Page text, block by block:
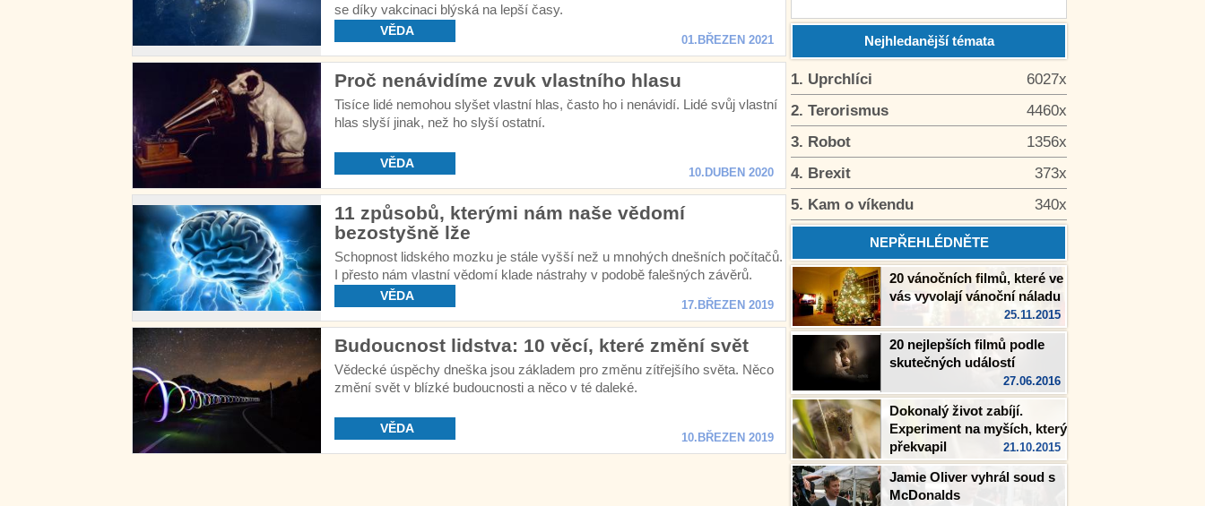
Nejhledanější témata
1. Uprchlíci
6027x
2. Terorismus
4460x
3. Robot
1356x
4. Brexit
373x
5. Kam o víkendu
340x
NEPŘEHLÉDNĚTE
20 vánočních filmů, které ve
vás vyvolají vánoční náladu
25.11.2015
20 nejlepších filmů podle
skutečných událostí
27.06.2016
Dokonalý život zabíjí.
Experiment na myších, který
překvapil
21.10.2015
Jamie Oliver vyhrál soud s
McDonalds
se díky vakcinaci blýská na lepší časy.
VĚDA
01.BŘEZEN 2021
Proč nenávidíme zvuk vlastního hlasu
Tisíce lidé nemohou slyšet vlastní hlas, často ho i nenávidí. Lidé svůj vlastní
hlas slyší jinak, než ho slyší ostatní.
VĚDA
10.DUBEN 2020
11 způsobů, kterými nám naše vědomí
bezostyšně lže
Schopnost lidského mozku je stále vyšší než u mnohých dnešních počítačů.
I přesto nám vlastní vědomí klade nástrahy v podobě falešných závěrů.
VĚDA
17.BŘEZEN 2019
Budoucnost lidstva: 10 věcí, které změní svět
Vědecké úspěchy dneška jsou základem pro změnu zítřejšího světa. Něco
změní svět v blízké budoucnosti a něco v té daleké.
VĚDA
10.BŘEZEN 2019